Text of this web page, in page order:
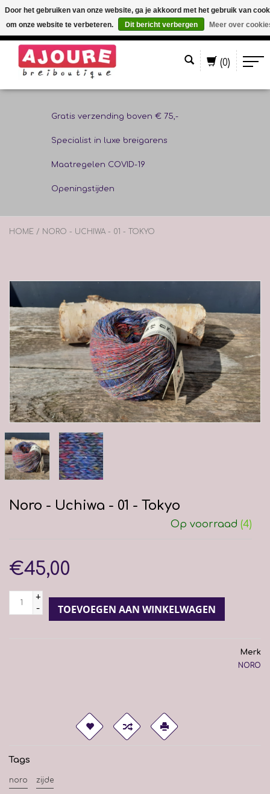
(0)
Gratis verzending boven € 75,-
Specialist in luxe breigarens
Maatregelen COVID-19
Openingstijden
HOME / NORO - UCHIWA - 01 - TOKYO
Noro - Uchiwa - 01 - Tokyo
Op voorraad (4)
€45,00
+
-
TOEVOEGEN AAN WINKELWAGEN
Merk
NORO
Tags
noro zijde
Door het gebruiken van onze website, ga je akkoord met het gebruik van
om onze website te verbeteren.
Dit bericht verbergen Meer over